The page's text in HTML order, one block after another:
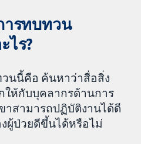
ารทบทวน
ไร?
นนี้คือ ค้นหาว่าสื่อสิ่ง
ให้กับบุคลากรด้านการ
าสามารถปฏิบัติงานได้ดี
ผู้ป่วยดีขึ้นได้หรือไม่